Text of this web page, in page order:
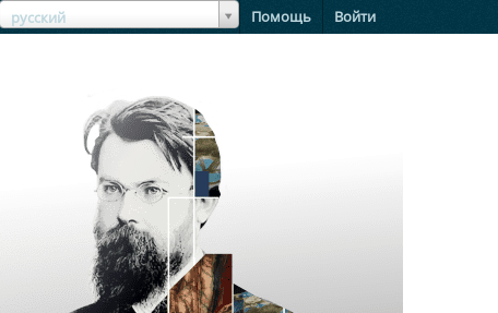
русский
ЯзыкЯзык Помощь Войти